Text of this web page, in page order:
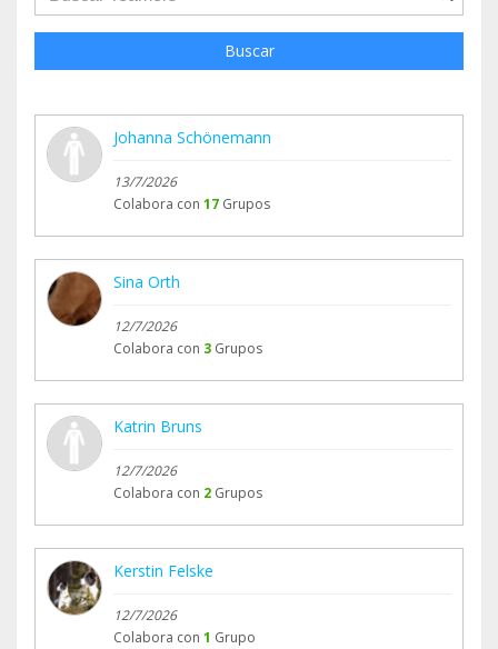
Buscar
Johanna Schönemann
13/7/2026
Colabora con 17 Grupos
Sina Orth
12/7/2026
Colabora con 3 Grupos
Katrin Bruns
12/7/2026
Colabora con 2 Grupos
Kerstin Felske
12/7/2026
Colabora con 1 Grupo